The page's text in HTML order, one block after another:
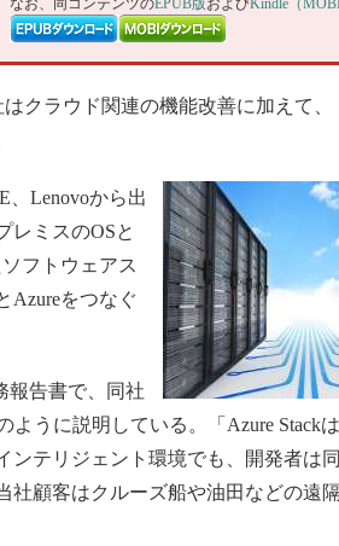
なお、同コンテンツのEPUB版およびKindle（
クラウド関連の機能改善に加えて、
、Lenovoから出
レミスのOSと
ソフトウェアス
Azureをつなぐ
報告書で、同社
ように説明している。「Azure Stack
ンテリジェント環境でも、開発者は
社顧客はクルーズ船や油田などの遠